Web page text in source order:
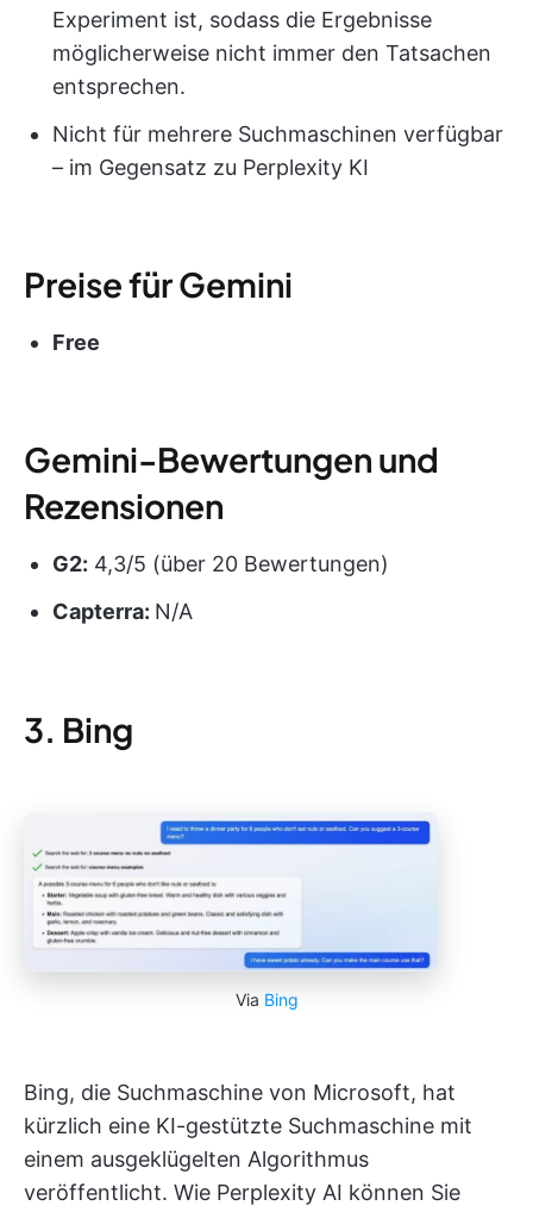
Experiment ist, sodass die Ergebnisse
möglicherweise nicht immer den Tatsachen
entsprechen.
Nicht für mehrere Suchmaschinen verfügbar
– im Gegensatz zu Perplexity KI
Preise für Gemini
Free
Gemini-Bewertungen und
Rezensionen
G2: 4,3/5 (über 20 Bewertungen)
Capterra: N/A
3. Bing
Via Bing
Bing, die Suchmaschine von Microsoft, hat
kürzlich eine KI-gestützte Suchmaschine mit
einem ausgeklügelten Algorithmus
veröffentlicht. Wie Perplexity AI können Sie